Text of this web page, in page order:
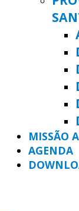
MISSÃO
AGENDA